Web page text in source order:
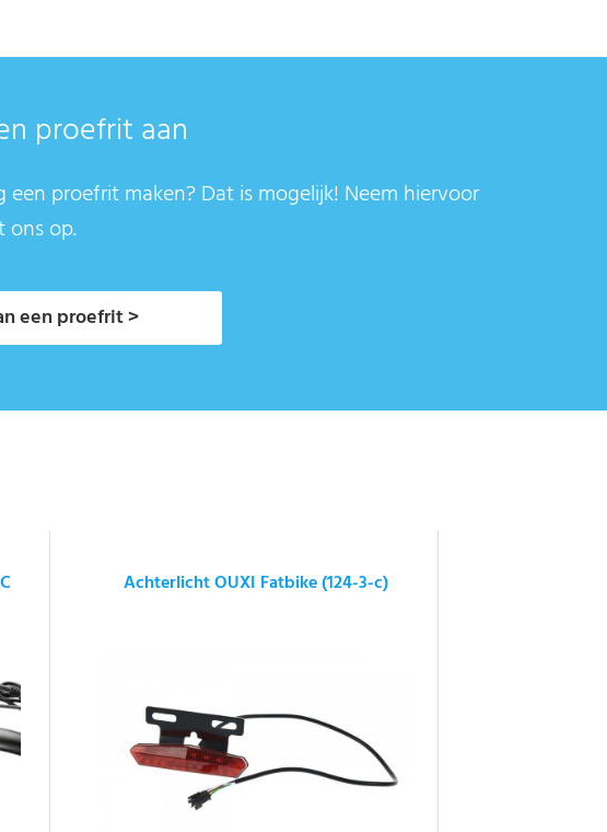
proefrit aan
een proefrit maken? Dat is mogelijk! Neem hiervoor
ons op.
een proefrit >
Achterlicht OUXI Fatbike (124-3-c)